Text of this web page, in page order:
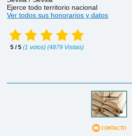
Ejerce todo territorio nacional
Ver todos sus honorarios y datos
5 / 5(1 votos) (4879 Visitas)